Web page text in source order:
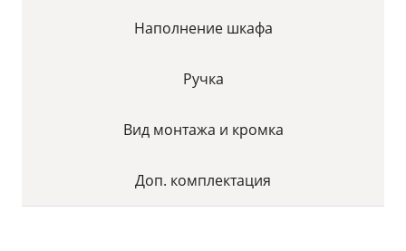
Наполнение шкафа
Ручка
Вид монтажа и кромка
Доп. комплектация